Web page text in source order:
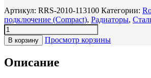
Артикул: RRS-2010-113100 Категории:
подключение (Compact), Радиаторы,
В корзину Просмотр корзины
Описание